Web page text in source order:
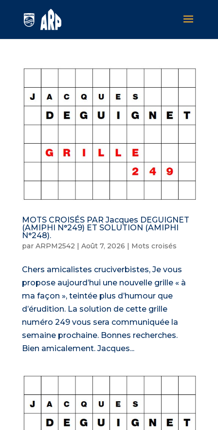
MOTS CROISÉS PAR Jacques DEGUIGNET
(AMIPHI N°249) ET SOLUTION (AMIPHI
N°248).
par ARPM2542 | Août 7, 2026 | Mots croisés
Chers amicalistes cruciverbistes, Je vous
propose aujourd’hui une nouvelle grille « à
ma façon », teintée plus d’humour que
d’érudition. La solution de cette grille
numéro 249 vous sera communiquée la
semaine prochaine. Bonnes recherches.
Bien amicalement. Jacques...